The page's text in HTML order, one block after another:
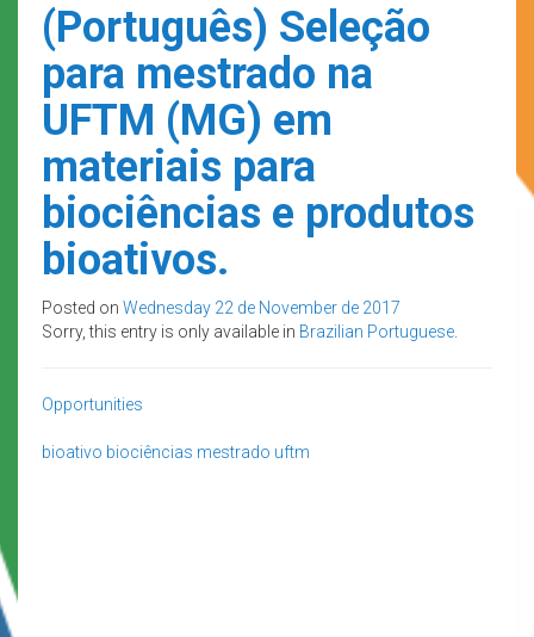
(Português) Seleção
para mestrado na
UFTM (MG) em
materiais para
biociências e produtos
bioativos.
Posted on Wednesday 22 de November de 2017
Sorry, this entry is only available in Brazilian Portuguese
Opportunities
bioativo biociências mestrado uftm